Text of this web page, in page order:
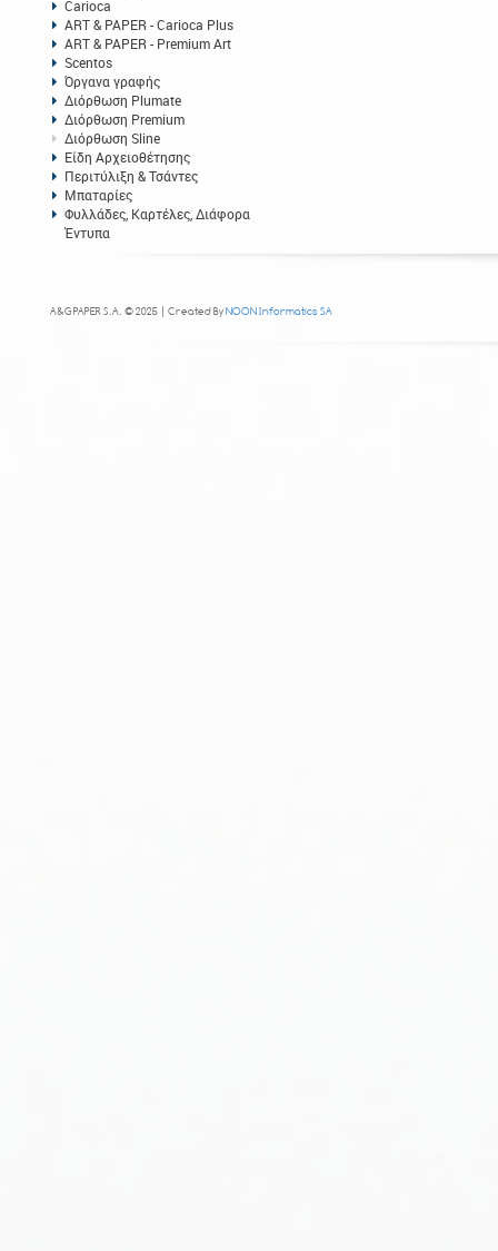
Carioca
ART & PAPER - Carioca Plus
ART & PAPER - Premium Art
Scentos
Όργανα γραφής
Διόρθωση Plumate
Διόρθωση Premium
Διόρθωση Sline
Είδη Αρχειοθέτησης
Περιτύλιξη & Τσάντες
Μπαταρίες
Φυλλάδες, Καρτέλες, Διάφορα
Έντυπα
A&G PAPER S.A. © 2025 | Created ByNOON Informatics SA